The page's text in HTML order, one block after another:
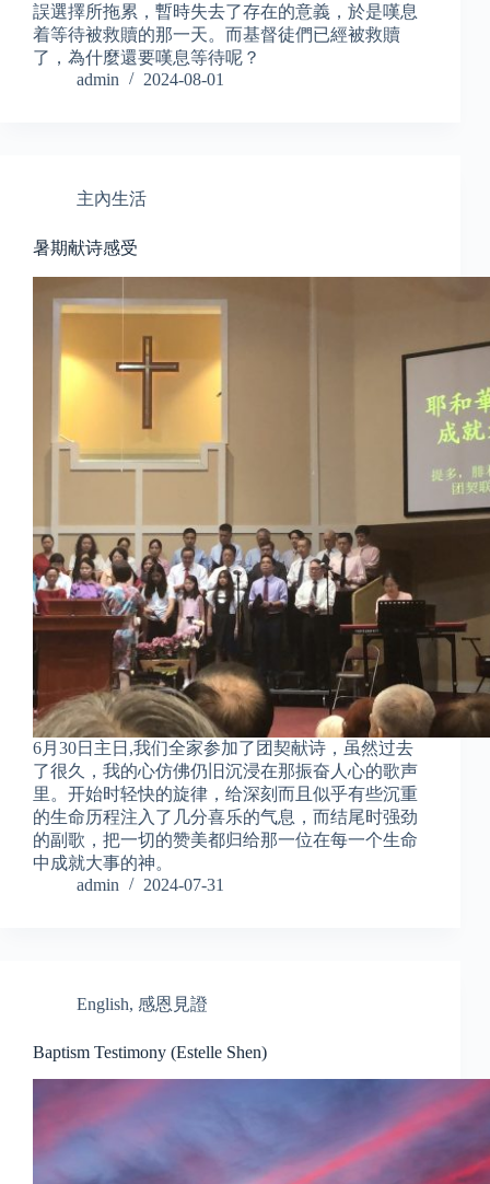
誤選擇所拖累，暫時失去了存在的意義，於是嘆息
着等待被救贖的那一天。而基督徒們已經被救贖
了，為什麼還要嘆息等待呢？
admin
2024-08-01
主內生活
暑期献诗感受
6月30日主日,我们全家参加了团契献诗，虽然过去
了很久，我的心仿佛仍旧沉浸在那振奋人心的歌声
里。开始时轻快的旋律，给深刻而且似乎有些沉重
的生命历程注入了几分喜乐的气息，而结尾时强劲
的副歌，把一切的赞美都归给那一位在每一个生命
中成就大事的神。
admin
2024-07-31
English, 感恩見證
Baptism Testimony (Estelle Shen)